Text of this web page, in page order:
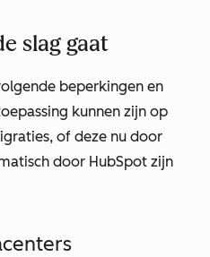
slag gaat
beperkingen en
kunnen zijn op
of deze nu door
door HubSpot zijn